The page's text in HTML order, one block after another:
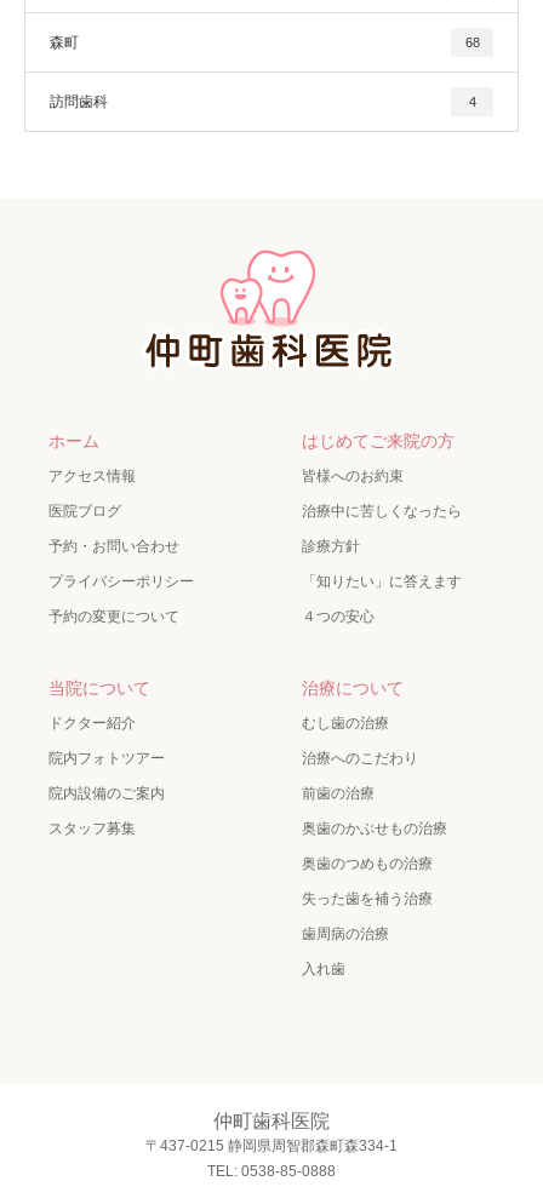
森町 68
訪問歯科 4
ホーム
アクセス情報
医院ブログ
予約・お問い合わせ
プライバシーポリシー
予約の変更について
はじめてご来院の方
皆様へのお約束
治療中に苦しくなったら
診療方針
「知りたい」に答えます
４つの安心
当院について
ドクター紹介
院内フォトツアー
院内設備のご案内
スタッフ募集
治療について
むし歯の治療
治療へのこだわり
前歯の治療
奥歯のかぶせもの治療
奥歯のつめもの治療
失った歯を補う治療
歯周病の治療
入れ歯
仲町歯科医院
〒437-0215 静岡県周智郡森町森334-1
TEL: 0538-85-0888